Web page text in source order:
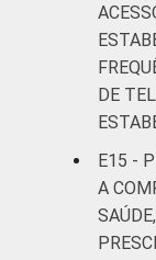
DE
E15 -
A